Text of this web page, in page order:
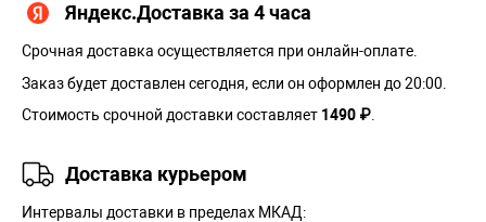
Яндекс.Доставка за 4 часа
Срочная доставка осуществляется при онлайн-оплате.
Заказ будет доставлен сегодня, если он оформлен до 20:00.
Стоимость срочной доставки составляет 1490 ₽
Доставка курьером
Интервалы доставки в пределах МКАД: